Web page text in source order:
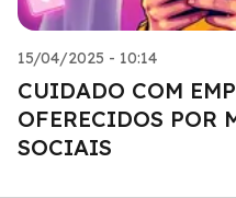
15/04/2025 - 10:14
CUIDADO COM
OFERECIDOS POR
SOCIAIS